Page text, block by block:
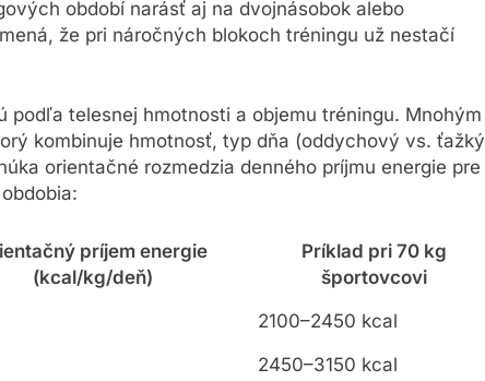
období narásť aj na dvojnásobok alebo
že pri náročných blokoch tréningu už nestačí
telesnej hmotnosti a objemu tréningu. Mnohým
kombinuje hmotnosť, typ dňa (oddychový vs. ťažký
orientačné rozmedzia denného príjmu energie pre
príjem energie
(kcal/kg/deň)
Príklad pri 70 kg
športovcovi
2100–2450 kcal
2450–3150 kcal